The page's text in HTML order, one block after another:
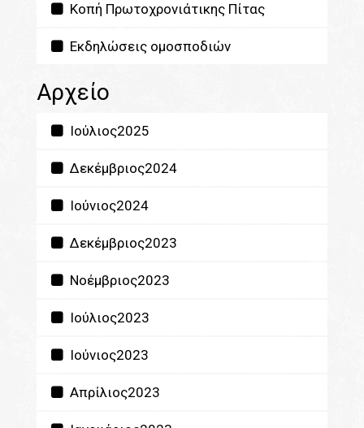
Κοπή Πρωτοχρονιάτικης Πίτας
Εκδηλώσεις ομοσποδιών
Αρχείο
Ιούλιος2025
Δεκέμβριος2024
Ιούνιος2024
Δεκέμβριος2023
Νοέμβριος2023
Ιούλιος2023
Ιούνιος2023
Απρίλιος2023